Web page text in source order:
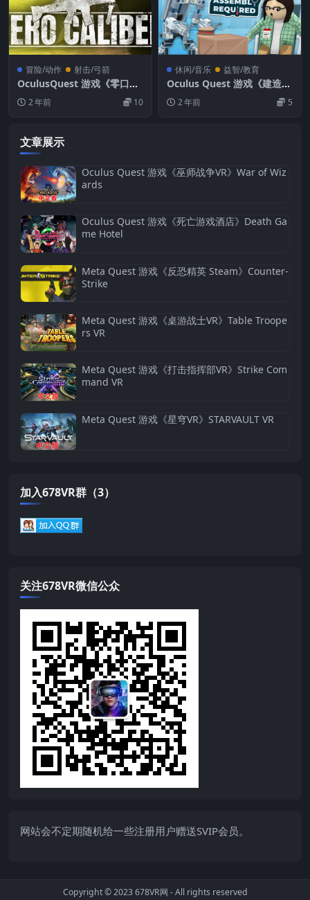
冒险/动作 射击/弓箭
OculusQuest 游戏《零口径:
重装VR》Zero Caliber:Relo
aded VR
2 年前 10
休闲/音乐 益智/教育
Oculus Quest 游戏《建造机
器人》Some Assembly Req
uired
2 年前 5
文章展示
Oculus Quest 游戏《巫师战争VR》War of Wiz
ards
Oculus Quest 游戏《死亡游戏酒店》Death Ga
me Hotel
Meta Quest 游戏《反恐精英 Steam》Counter-
Strike
Meta Quest 游戏《桌游战士VR》Table Troope
rs VR
Meta Quest 游戏《打击指挥部VR》Strike Com
mand VR
Meta Quest 游戏《星穹VR》STARVAULT VR
加入678VR群（3）
关注678VR微信公众
网站会不定期随机给一些注册用户赠送SVIP会员。
Copyright © 2023678VR网 - All rights reserved